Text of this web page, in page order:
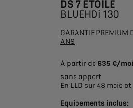
DS 7 ETOILE
BLUEHDi 130
GARANTIE PREMIUM
ANS
À partir de 635 €/
sans apport
En LLD sur 48 mois
Equipements inclus: